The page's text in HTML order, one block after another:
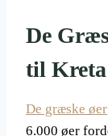
De
til Kreta
De græske øer
6.000 øer